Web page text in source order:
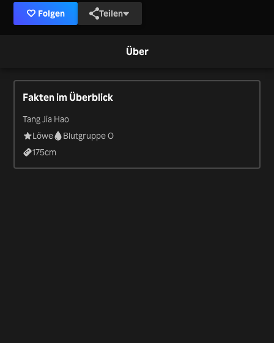
Folgen Teilen
Über
Fakten im Überblick
Tang Jia Hao
Löwe
Blutgruppe O
175cm